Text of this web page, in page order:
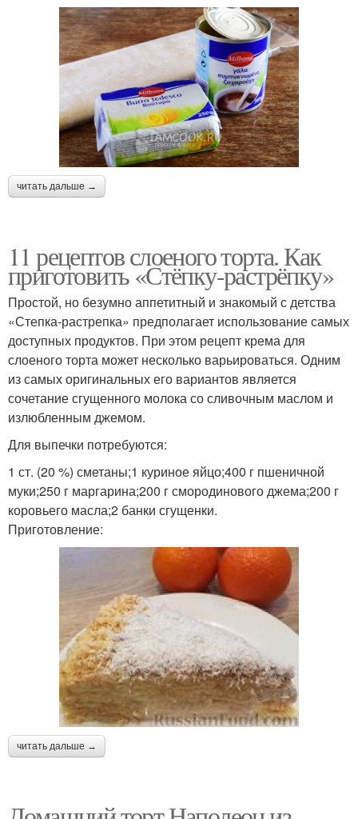
читать дальше →
11 рецептов слоеного торта. Как
приготовить «Стёпку-растрёпку»
Простой, но безумно аппетитный и знакомый с детства
«Степка-растрепка» предполагает использование самых
доступных продуктов. При этом рецепт крема для
слоеного торта может несколько варьироваться. Одним
из самых оригинальных его вариантов является
сочетание сгущенного молока со сливочным маслом и
излюбленным джемом.
Для выпечки потребуются:
1 ст. (20 %) сметаны;1 куриное яйцо;400 г пшеничной
муки;250 г маргарина;200 г смородинового джема;200 г
коровьего масла;2 банки сгущенки.
Приготовление:
читать дальше →